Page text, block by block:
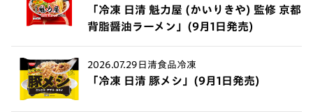
「冷凍 日清 魁力屋 (かいりきや) 監修 京都
背脂醤油ラーメン」(9月1日発売)
2026.07.29 日清食品冷凍
「冷凍 日清 豚メシ」(9月1日発売)